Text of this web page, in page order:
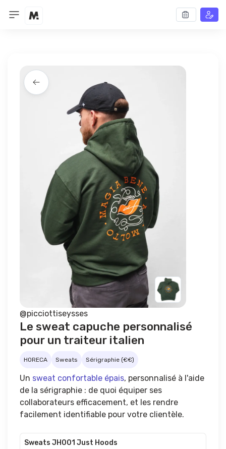
@picciottiseysses
Le sweat capuche personnalisé
pour un traiteur italien
HORECA Sweats Sérigraphie (€€)
Un sweat confortable épais, personnalisé à l'aide
de la sérigraphie : de quoi équiper ses
collaborateurs efficacement, et les rendre
facilement identifiable pour votre clientèle.
Sweats JH001 Just Hoods